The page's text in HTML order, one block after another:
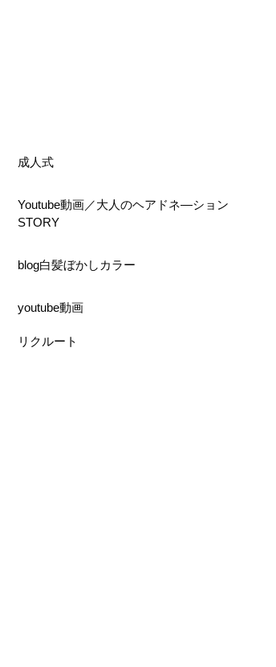
成人式
Youtube動画／大人のヘアドネ―ション
STORY
blog白髪ぼかしカラー
youtube動画
リクルート